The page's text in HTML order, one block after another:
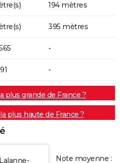
194 mètres
395 mètres
-
-
plus grande de France ?
plus haute de France ?
Note moyenne :